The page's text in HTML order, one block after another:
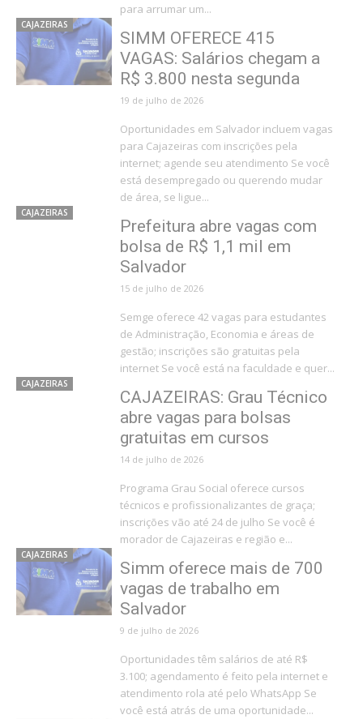
para arrumar um...
CAJAZEIRAS
SIMM OFERECE 415
VAGAS: Salários chegam a
R$ 3.800 nesta segunda
19 de julho de 2026
Oportunidades em Salvador incluem vagas
para Cajazeiras com inscrições pela
internet; agende seu atendimento Se você
está desempregado ou querendo mudar
de área, se ligue...
CAJAZEIRAS
Prefeitura abre vagas com
bolsa de R$ 1,1 mil em
Salvador
15 de julho de 2026
Semge oferece 42 vagas para estudantes
de Administração, Economia e áreas de
gestão; inscrições são gratuitas pela
internet Se você está na faculdade e quer...
CAJAZEIRAS
CAJAZEIRAS: Grau Técnico
abre vagas para bolsas
gratuitas em cursos
14 de julho de 2026
Programa Grau Social oferece cursos
técnicos e profissionalizantes de graça;
inscrições vão até 24 de julho Se você é
morador de Cajazeiras e região e...
CAJAZEIRAS
Simm oferece mais de 700
vagas de trabalho em
Salvador
9 de julho de 2026
Oportunidades têm salários de até R$
3.100; agendamento é feito pela internet e
atendimento rola até pelo WhatsApp Se
você está atrás de uma oportunidade...